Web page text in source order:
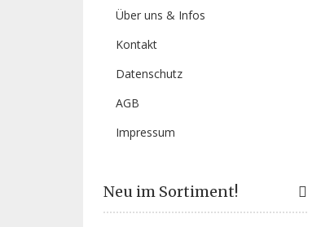
Über uns & Infos
Kontakt
Datenschutz
AGB
Impressum
Neu im Sortiment!